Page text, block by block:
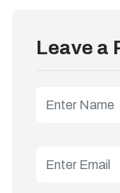
Leave a